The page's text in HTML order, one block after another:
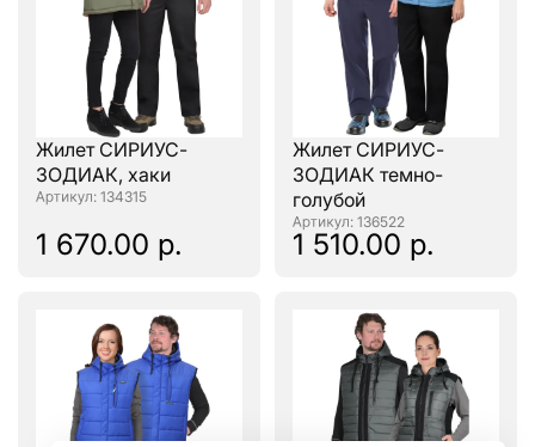
Жилет СИРИУС-
ЗОДИАК, хаки
: 134315
1 670.00 р.
Жилет СИРИУС-
ЗОДИАК темно-
голубой
: 136522
1 510.00 р.